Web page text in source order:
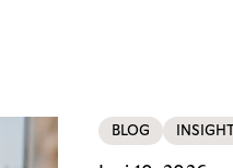
BLOG